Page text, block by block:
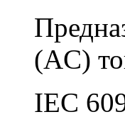
(AC)
IEC